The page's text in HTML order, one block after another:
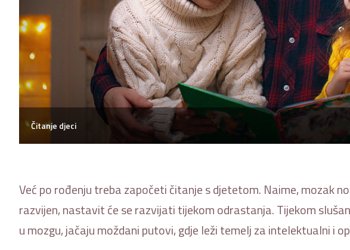
Čitanje djeci
Već po rođenju treba započeti čitanje s djetetom. Naime, mozak
razvijen, nastavit će se razvijati tijekom odrastanja. Tijekom
u mozgu, jačaju moždani putovi, gdje leži temelj za intelektualni i